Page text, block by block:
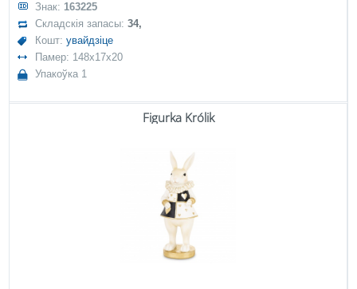
Знак: 163225
Складскія запасы:34,
Кошт:увайдзіце
Памер: 148x17x20
Упакоўка 1
Figurka Królik